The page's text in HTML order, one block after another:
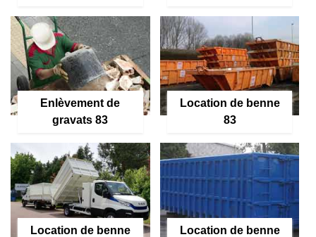
Enlèvement de
gravats 83
Location de benne
83
Location de benne
Location de benne